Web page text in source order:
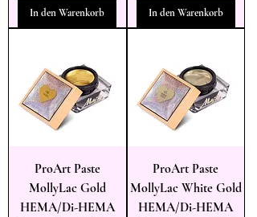
In den Warenkorb In den Warenkorb
ProArt Paste
MollyLac Gold
HEMA/Di-HEMA
ProArt Paste
MollyLac White Gold
HEMA/Di-HEMA